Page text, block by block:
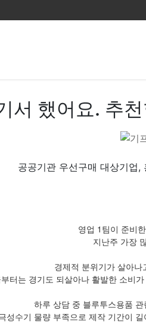
서 했어요. 추
공공기관 우선구매 대상기업,
영업 1팀이 준비
지난주 가장
경제적 분위기가 살아
터는 경기도 되살아나 활발한 소비
하루 상담 중 블루투스용품
성수기 물량 부족으로 제작 기간이